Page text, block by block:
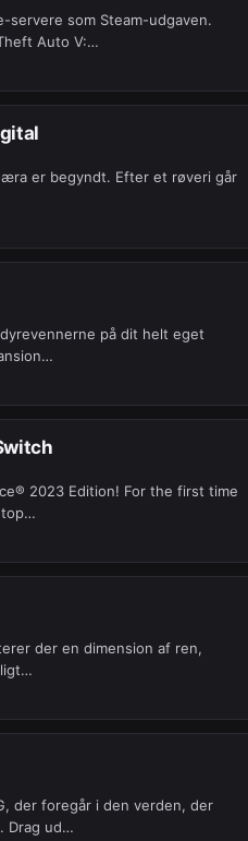
servere som Steam-udgaven.
Auto V:…
er begyndt. Efter et røveri går
på dit helt eget
2023 Edition! For the first time
top…
der en dimension af ren,
der foregår i den verden, der
Drag ud…